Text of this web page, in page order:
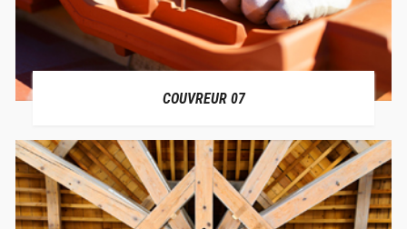
COUVREUR 07